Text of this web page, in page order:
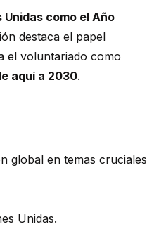
Unidas como el Año
destaca el papel
el voluntariado como
aquí a 2030.
global en temas cruciales
Unidas.